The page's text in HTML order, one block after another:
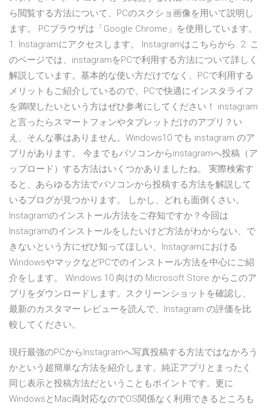
ら閲覧する方法について、PCのスクショ画像を用いて説明し
ます。 PCブラウザは「Google Chrome」を使用しています。
1. Instagramにアクセスします。 Instagramはこちらから. 2. こ
のページでは、instagramをPCで利用する方法について詳しく
解説しています。基本的な使い方だけでなく、PCで利用する
メリットもご紹介しているので、PCで快適にインスタライフ
を満喫したいという方はぜひ参考にしてください！ instagram
と言ったらスマートフォンやタブレットだけのアプリ？い
え、そんな事はありません。Windows10 でも instagram のア
プリがあります。 今までもパソコンからinstagramへ投稿（ア
ップロード）する方法はいくつかありましたね。 実際検索す
ると、あらゆる方法でパソコンから投稿する方法を解説して
いるブログが見つかります。 しかし、どれも面倒くさい。
Instagramのインストール方法をご存知ですか？今回は
Instagramのインストールをしたいけど方法がわからない、で
きないという方にぜひ知ってほしい、Instagramにおける
WindowsやマックなどPCでのインストール方法を中心にご紹
介をします。 Windows 10 向けの Microsoft Store からこのア
プリをダウンロードします。スクリーンショットを確認し、
最新のカスタマー レビューを読んで、Instagram の評価を比
較してください。
現行最強のPCからInstagramへ写真投稿する方法ではなかろう
かという超簡単な方法を紹介します。純正アプリとまったく
同じ表示と投稿方法だということもポイントです。更に
WindowsとMac両対応なのでOS関係なく利用できるところも